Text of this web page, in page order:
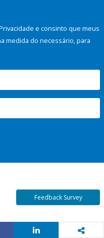
e consinto que meus
medida do necessário, para
Feedback Survey